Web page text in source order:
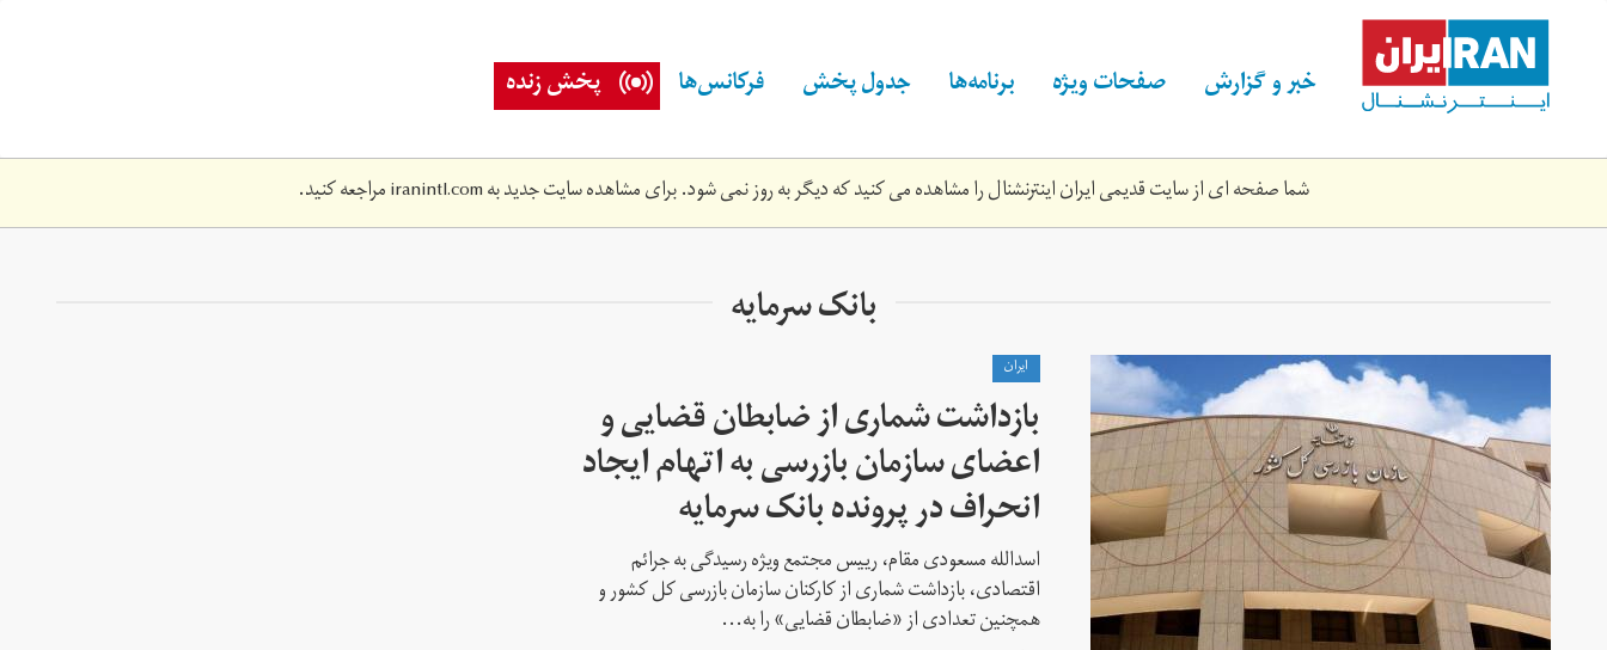
content خبر و گزارش صفحات ویژه برنامه‌ها جدول پخش فرکانس‌ها پخش زنده
شما صفحه ای از سایت قدیمی ایران اینترنشنال را مشاهده می کنید که دیگر به روز نمی شود. برای مشاهده سایت جدید بهiranintl.comمراجعه کنید.
بانک سرمایه
ايران
بازداشت شماری از ضابطان قضایی و
اعضای سازمان بازرسی به اتهام ایجاد
انحراف در پرونده بانک سرمایه
اسدالله مسعودی مقام، رییس مجتمع ویژه رسیدگی به جرائم
اقتصادی، بازداشت شماری از کارکنان سازمان بازرسی کل کشور و
همچنین تعدادی از «ضابطان قضایی» را به...